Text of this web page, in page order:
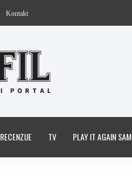
Kontakt
RECENZIJE TV PLAY IT AGAIN SAM